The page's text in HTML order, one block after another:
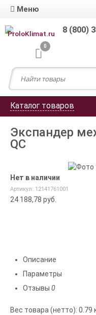
Меню
8 (800)
0
Каталог товаров
Экспандер
QC
Нет в наличии
Артикул: 12141761001
24 188,78 руб.
Описание
Параметры
Отзывы 0
Вес товара (нетто):